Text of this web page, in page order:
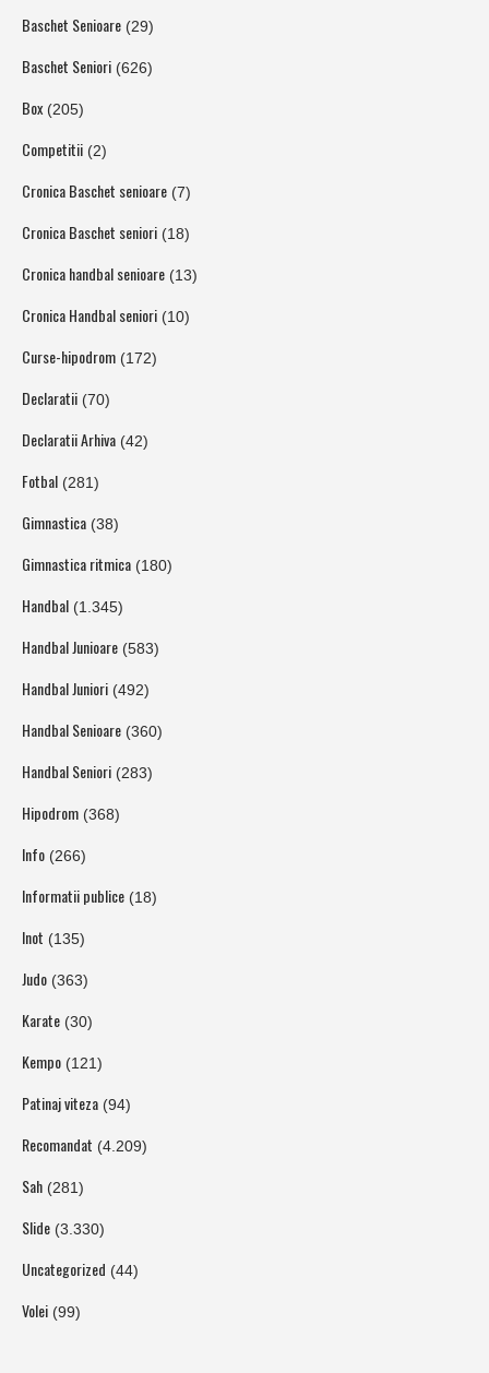
Baschet Senioare (29)
Baschet Seniori (626)
Box (205)
Competitii (2)
Cronica Baschet senioare (7)
Cronica Baschet seniori (18)
Cronica handbal senioare (13)
Cronica Handbal seniori (10)
Curse-hipodrom (172)
Declaratii (70)
Declaratii Arhiva (42)
Fotbal (281)
Gimnastica (38)
Gimnastica ritmica (180)
Handbal (1.345)
Handbal Junioare (583)
Handbal Juniori (492)
Handbal Senioare (360)
Handbal Seniori (283)
Hipodrom (368)
Info (266)
Informatii publice (18)
Inot (135)
Judo (363)
Karate (30)
Kempo (121)
Patinaj viteza (94)
Recomandat (4.209)
Sah (281)
Slide (3.330)
Uncategorized (44)
Volei (99)